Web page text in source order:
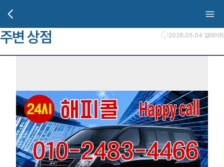
주변 상점 2026.05.04 업데이트